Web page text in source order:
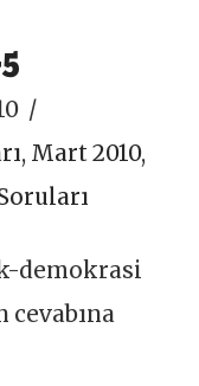
, Mart 2010,
demokrasi
cevabına